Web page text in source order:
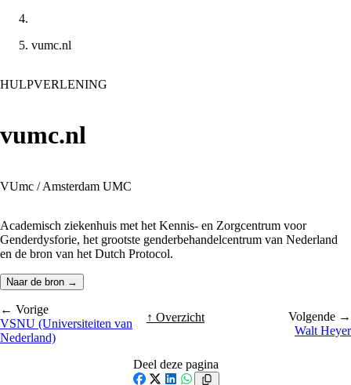
vumc.nl
HULPVERLENING
vumc.nl
VUmc / Amsterdam UMC
Academisch ziekenhuis met het Kennis- en Zorgcentrum voor
Genderdysforie, het grootste genderbehandelcentrum van Nederland
en de bron van het Dutch Protocol.
Naar de bron →
← Vorige
VSNU (Universiteiten van
Nederland)
↑ Overzicht
Volgende →
Walt Heyer
Deel deze pagina